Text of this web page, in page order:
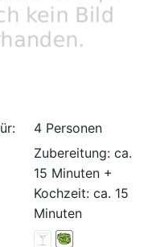
4 Personen
Zubereitung: ca.
15 Minuten +
Kochzeit: ca. 15
Minuten